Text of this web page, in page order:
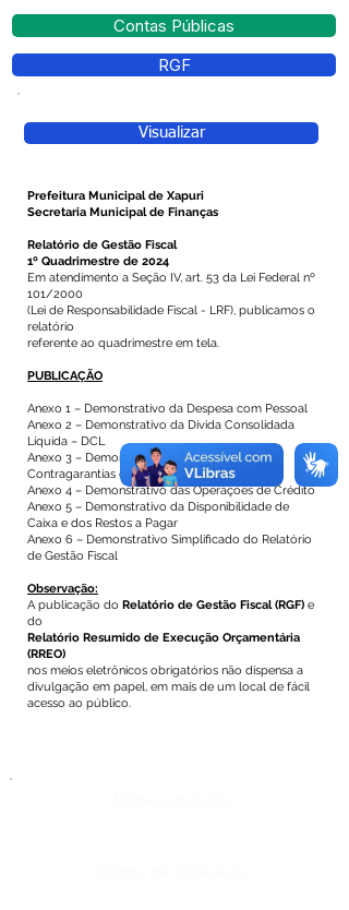
Contas Públicas
RGF
Visualizar
Prefeitura Municipal de Xapuri
Secretaria Municipal de Finanças
Relatório de Gestão Fiscal
1º Quadrimestre de 2024
Em atendimento a Seção IV, art. 53 da Lei Federal nº
101/2000
(Lei de Responsabilidade Fiscal - LRF), publicamos o
relatório
referente ao quadrimestre em tela.
PUBLICAÇÃO
Anexo 1 – Demonstrativo da Despesa com Pessoal
Anexo 2 – Demonstrativo da Dívida Consolidada
Líquida – DCL
Anexo 3 – Demonstrativo das Garantias e
Contragarantias de Valores
Anexo 4 – Demonstrativo das Operações de Crédito
Anexo 5 – Demonstrativo da Disponibilidade de
Caixa e dos Restos a Pagar
Anexo 6 – Demonstrativo Simplificado do Relatório
de Gestão Fiscal
Observação:
A publicação do Relatório de Gestão Fiscal (RGF) e
do
Relatório Resumido de Execução Orçamentária
(RREO)
nos meios eletrônicos obrigatórios não dispensa a
divulgação em papel, em mais de um local de fácil
acesso ao público.